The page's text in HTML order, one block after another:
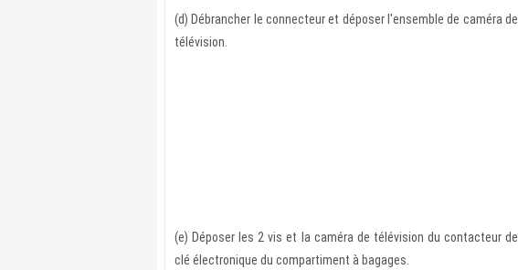
(d) Débrancher le connecteur et déposer l'ensemble de caméra de
télévision.
(e) Déposer les 2 vis et la caméra de télévision du contacteur de
clé électronique du compartiment à bagages.